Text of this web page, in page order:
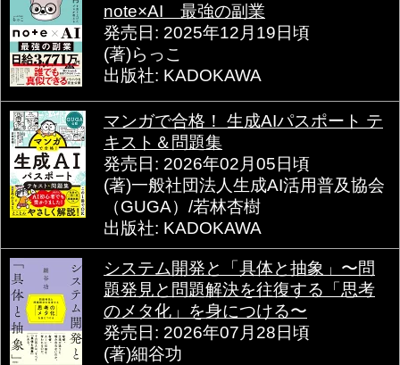
note×AI 最強の副業
発売日: 2025年12月19日頃
(著)らっこ
出版社: KADOKAWA
マンガで合格！ 生成AIパスポート テ
キスト＆問題集
発売日: 2026年02月05日頃
(著)一般社団法人生成AI活用普及協会
（GUGA）/若林杏樹
出版社: KADOKAWA
システム開発と「具体と抽象」〜問
題発見と問題解決を往復する「思考
のメタ化」を身につける〜
発売日: 2026年07月28日頃
(著)細谷功